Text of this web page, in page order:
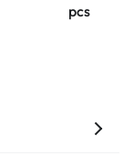
pcs